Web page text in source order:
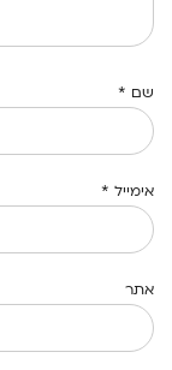
שם *
אימייל *
אתר